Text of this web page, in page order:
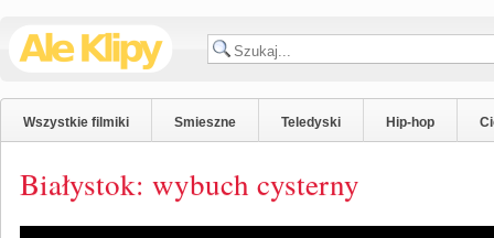
Wszystkie filmiki Smieszne Teledyski Hip-hop
Białystok: wybuch cysterny